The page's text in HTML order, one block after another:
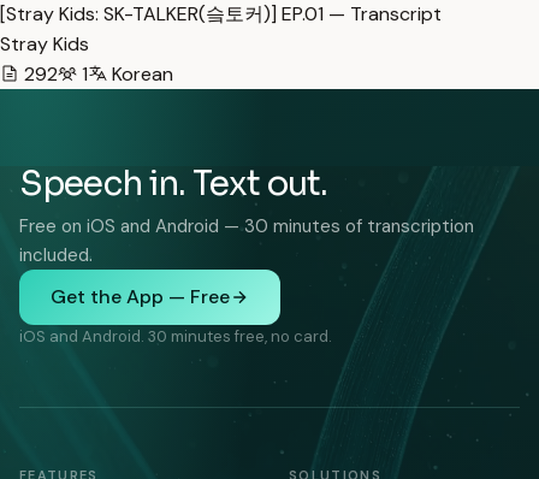
[Stray Kids: SK-TALKER(슼토커)] EP.01 — Transcript
Stray Kids
292
1 Korean
Speech in. Text out.
Free on iOS and Android — 30 minutes of transcription
included.
Get the App — Free
iOS and Android. 30 minutes free, no card.
FEATURES SOLUTIONS